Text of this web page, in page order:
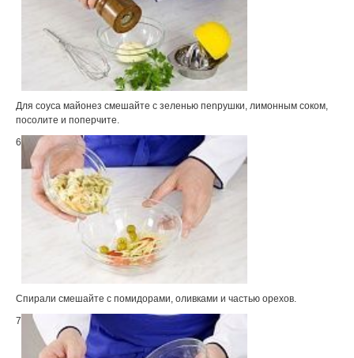
Для соуса майонез смешайте с зеленью пеnрушки, лимонным соком,
посолите и поперчите.
6
Спирали смешайте с помидорами, оливками и частью орехов.
7